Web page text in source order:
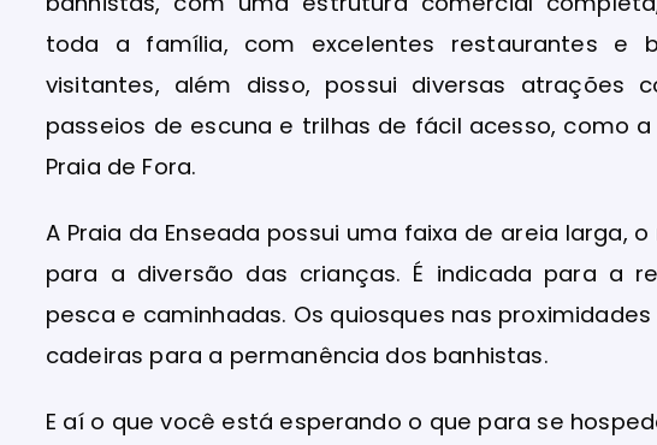
toda a família, com excelentes restaurantes e
visitantes, além disso, possui diversas atrações
passeios de escuna e trilhas de fácil acesso, como
Praia de Fora.
A Praia da Enseada possui uma faixa de areia larga,
para a diversão das crianças. É indicada para a
pesca e caminhadas. Os quiosques nas
cadeiras para a permanência dos banhistas.
E aí o que você está esperando o que para se